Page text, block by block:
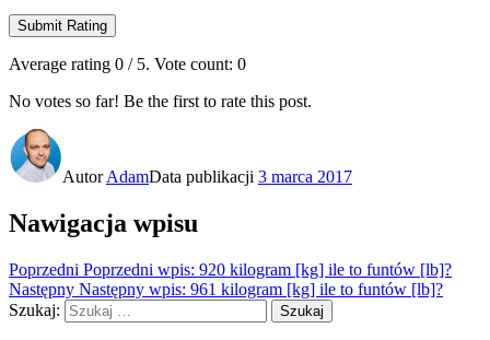
Submit Rating
Average rating 0 / 5. Vote count: 0
No votes so far! Be the first to rate this post.
AutorAdamData publikacji 3 marca 2017
Nawigacja wpisu
Poprzedni Poprzedni wpis: 920 kilogram [kg] ile to funtów [lb]?
Następny Następny wpis: 961 kilogram [kg] ile to funtów [lb]?
Szukaj:
Szukaj